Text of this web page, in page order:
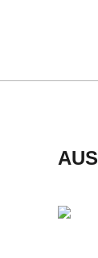
D
-
S